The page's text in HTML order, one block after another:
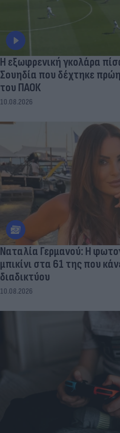
Η εξωφρενική γκολάρα
Σουηδία που δέχτηκε
του ΠΑΟΚ
10.08.2026
Ναταλία Γερμανού: Η
μπικίνι στα 61 της που
διαδικτύου
10.08.2026